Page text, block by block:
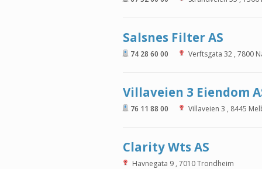
Salsnes Filter AS
74 28 60 00 Verftsgata 32 , 7800
Villaveien 3 Eiendom
76 11 88 00 Villaveien 3 , 8445
Clarity Wts AS
Havnegata 9 , 7010Trondheim